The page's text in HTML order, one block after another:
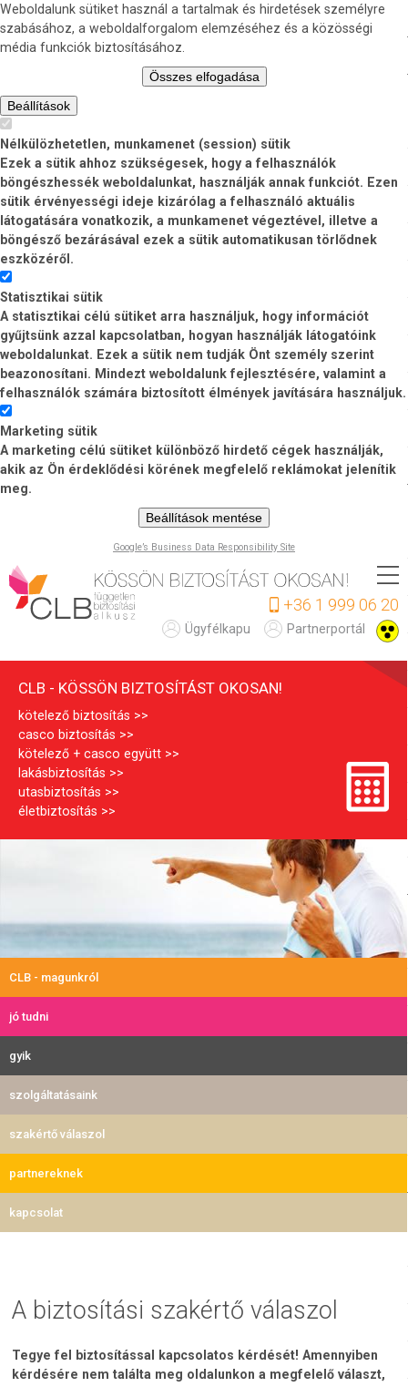
Weboldalunk sütiket használ a tartalmak és hirdetések személyre
szabásához, a weboldalforgalom elemzéséhez és a közösségi
média funkciók biztosításához.
Összes elfogadása
Beállítások
Nélkülözhetetlen, munkamenet (session) sütik
Ezek a sütik ahhoz szükségesek, hogy a felhasználók
böngészhessék weboldalunkat, használják annak funkciót. Ezen
sütik érvényességi ideje kizárólag a felhasználó aktuális
látogatására vonatkozik, a munkamenet végeztével, illetve a
böngésző bezárásával ezek a sütik automatikusan törlődnek
eszközéről.
Statisztikai sütik
A statisztikai célú sütiket arra használjuk, hogy információt
gyűjtsünk azzal kapcsolatban, hogyan használják látogatóink
weboldalunkat. Ezek a sütik nem tudják Önt személy szerint
beazonosítani. Mindezt weboldalunk fejlesztésére, valamint a
felhasználók számára biztosított élmények javítására használjuk.
Marketing sütik
A marketing célú sütiket különböző hirdető cégek használják,
akik az Ön érdeklődési körének megfelelő reklámokat jelenítik
meg.
Beállítások mentése
Google’s Business Data Responsibility Site
Ugrás
a
tartalomra
L
B
+36 1 999 06 20
Partnerportál
Ügyfélkapu
CLB - KÖSSÖN BIZTOSÍTÁST OKOSAN!
kötelező biztosítás
casco biztosítás
kötelező + casco együtt
lakásbiztosítás
utasbiztosítás
életbiztosítás
CLB - magunkról
jó tudni
gyik
szolgáltatásaink
szakértő válaszol
partnereknek
kapcsolat
A biztosítási szakértő válaszol
Tegye fel biztosítással kapcsolatos kérdését! Amennyiben
kérdésére nem találta meg oldalunkon a megfelelő választ,